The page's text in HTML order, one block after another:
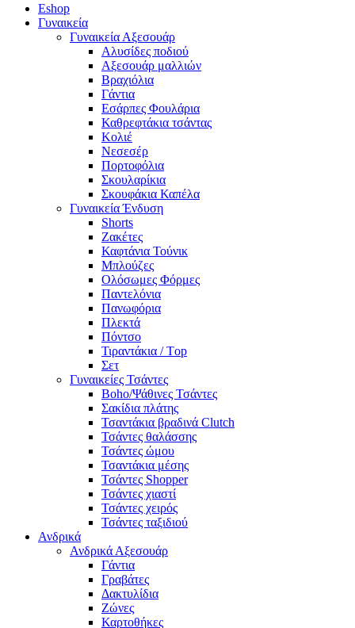
Eshop
Γυναικεία
Γυναικεία Αξεσουάρ
Αλυσίδες ποδιού
Αξεσουάρ μαλλιών
Βραχιόλια
Γάντια
Εσάρπες Φουλάρια
Καθρεφτάκια τσάντας
Κολιέ
Νεσεσέρ
Πορτοφόλια
Σκουλαρίκια
Σκουφάκια Καπέλα
Γυναικεία Ένδυση
Shorts
Ζακέτες
Καφτάνια Τούνικ
Μπλούζες
Ολόσωμες Φόρμες
Παντελόνια
Πανωφόρια
Πλεκτά
Πόντσο
Τιραντάκια / Τop
Σετ
Γυναικείες Τσάντες
Boho/Ψάθινες Τσάντες
Σακίδια πλάτης
Τσαντάκια βραδινά Clutch
Τσάντες θαλάσσης
Τσάντες ώμου
Τσαντάκια μέσης
Τσάντες Shopper
Τσάντες χιαστί
Τσάντες χειρός
Τσάντες ταξιδιού
Ανδρικά
Ανδρικά Αξεσουάρ
Γάντια
Γραβάτες
Δακτυλίδια
Ζώνες
Καρτοθήκες